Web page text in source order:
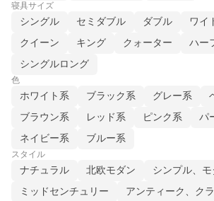
寝具サイズ
シングル セミダブル ダブル
ワイ
クイーン
キング クォーター ハー
シングルロング
色
ホワイト系 ブラック系 グレー系
ブラウン系
レッド系 ピンク系
パ
ネイビー系
ブルー系
スタイル
ナチュラル 北欧モダン
シンプル、モ
ミッドセンチュリー
アンティーク、ク